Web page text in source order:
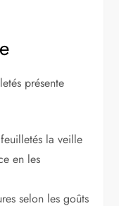
présente
la veille
en les
selon les goûts